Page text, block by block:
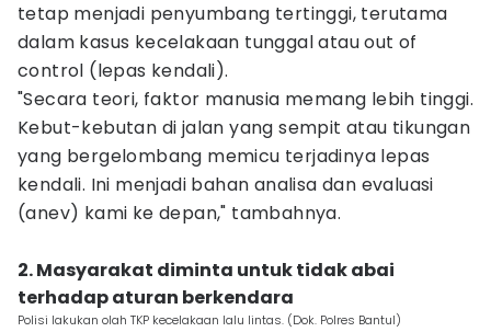
tetap menjadi penyumbang tertinggi, terutama
dalam kasus kecelakaan tunggal atau out of
control (lepas kendali).
‎"Secara teori, faktor manusia memang lebih tinggi.
Kebut-kebutan di jalan yang sempit atau tikungan
yang bergelombang memicu terjadinya lepas
kendali. Ini menjadi bahan analisa dan evaluasi
(anev) kami ke depan," tambahnya.
2. ‎Masyarakat diminta untuk tidak abai
terhadap aturan berkendara
Polisi lakukan olah TKP kecelakaan lalu lintas. (Dok. Polres Bantul)